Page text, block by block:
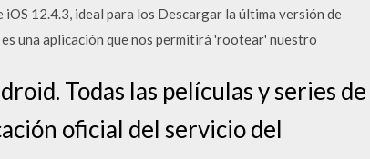
12.4.3, ideal para los Descargar la última versión de
una aplicación que nos permitirá 'rootear' nuestro
Todas las películas y series de
oficial del servicio del